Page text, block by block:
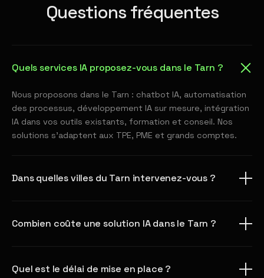
Questions fréquentes
Quels services IA proposez-vous dans le Tarn ?
Nous proposons dans le Tarn : chatbot IA, automatisation
des processus, développement IA sur mesure, intégration
IA dans vos outils existants, formation et conseil. Nos
solutions s'adaptent aux TPE, PME et grands comptes.
Dans quelles villes du Tarn intervenez-vous ?
Combien coûte une solution IA dans le Tarn ?
Quel est le délai de mise en place ?